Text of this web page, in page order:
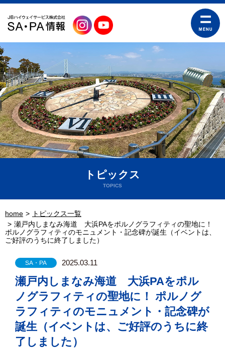
トピックス
TOPICS
home
トピックス一覧
瀬戸内しまなみ海道 大浜PAをポルノグラフィティの聖地に！
ポルノグラフィティのモニュメント・記念碑が誕生（イベントは、
ご好評のうちに終了しました）
SA・PA 2025.03.11
瀬戸内しまなみ海道 大浜PAをポル
ノグラフィティの聖地に！ ポルノグ
ラフィティのモニュメント・記念碑が
誕生（イベントは、ご好評のうちに終
了しました）